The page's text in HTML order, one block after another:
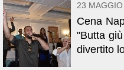
23
Cena
"Butta
divertito